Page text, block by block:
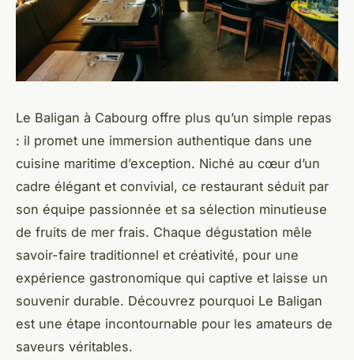
Le Baligan à Cabourg offre plus qu’un simple repas
: il promet une immersion authentique dans une
cuisine maritime d’exception. Niché au cœur d’un
cadre élégant et convivial, ce restaurant séduit par
son équipe passionnée et sa sélection minutieuse
de fruits de mer frais. Chaque dégustation mêle
savoir-faire traditionnel et créativité, pour une
expérience gastronomique qui captive et laisse un
souvenir durable. Découvrez pourquoi Le Baligan
est une étape incontournable pour les amateurs de
saveurs véritables.